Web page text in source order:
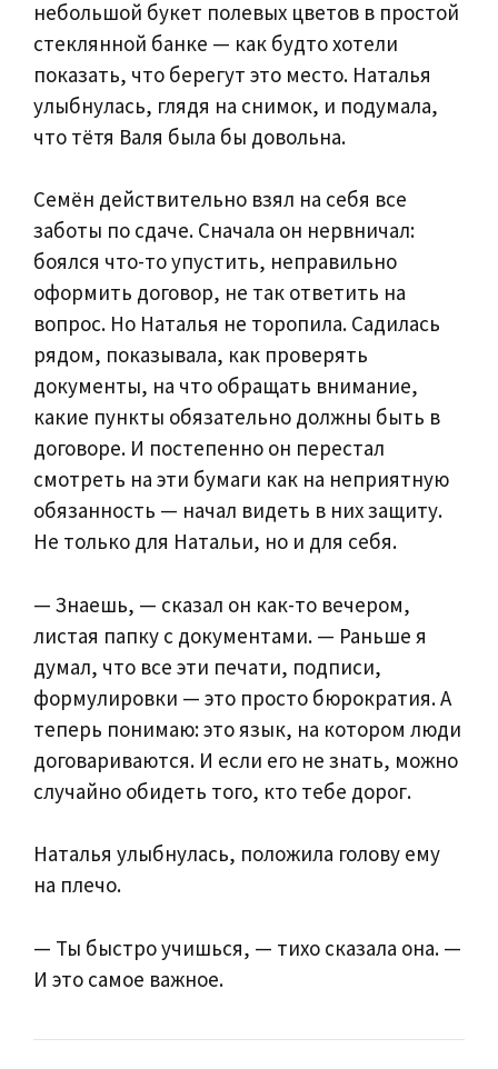
небольшой букет полевых цветов в простой
стеклянной банке — как будто хотели
показать, что берегут это место. Наталья
улыбнулась, глядя на снимок, и подумала,
что тётя Валя была бы довольна.
Семён действительно взял на себя все
заботы по сдаче. Сначала он нервничал:
боялся что-то упустить, неправильно
оформить договор, не так ответить на
вопрос. Но Наталья не торопила. Садилась
рядом, показывала, как проверять
документы, на что обращать внимание,
какие пункты обязательно должны быть в
договоре. И постепенно он перестал
смотреть на эти бумаги как на неприятную
обязанность — начал видеть в них защиту.
Не только для Натальи, но и для себя.
— Знаешь, — сказал он как-то вечером,
листая папку с документами. — Раньше я
думал, что все эти печати, подписи,
формулировки — это просто бюрократия. А
теперь понимаю: это язык, на котором люди
договариваются. И если его не знать, можно
случайно обидеть того, кто тебе дорог.
Наталья улыбнулась, положила голову ему
на плечо.
— Ты быстро учишься, — тихо сказала она. —
И это самое важное.